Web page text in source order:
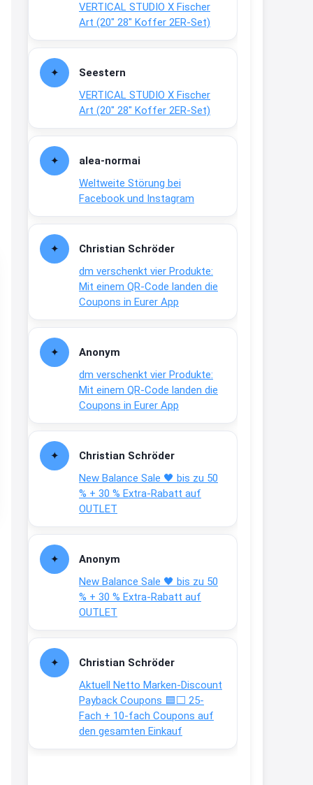
VERTICAL STUDIO X Fischer
Art (20″ 28″ Koffer 2ER-Set)
Seestern
VERTICAL STUDIO X Fischer
Art (20″ 28″ Koffer 2ER-Set)
alea-normai
Weltweite Störung bei
Facebook und Instagram
Christian Schröder
dm verschenkt vier Produkte:
Mit einem QR-Code landen die
Coupons in Eurer App
Anonym
dm verschenkt vier Produkte:
Mit einem QR-Code landen die
Coupons in Eurer App
Christian Schröder
New Balance Sale 🖤 bis zu 50
% + 30 % Extra-Rabatt auf
OUTLET
Anonym
New Balance Sale 🖤 bis zu 50
% + 30 % Extra-Rabatt auf
OUTLET
Christian Schröder
Aktuell Netto Marken-Discount
Payback Coupons 🟦⬜ 25-
Fach + 10-fach Coupons auf
den gesamten Einkauf
dich zu sehen, alles gut?
15:01
An 01.08. / Sensodyne Rabatt 3€
/ max. 15.000www.erlebe-
↩
www.meineapotheke.de/
2:19
↩
Joachim
www.linda.de/vorteile/coupons/...
2:21
↩
Gratis Hitzewarn-Aufkleber /
verfärbt sich ab 28 Grad /siehe
Text weiter unten
shop.bioeg.de/aufkleber-
achtun...
↩
Joachim
Gratis personalisierte 7-Tage
Ration Micronährstoffe/ Vitamine
↩
Joachim